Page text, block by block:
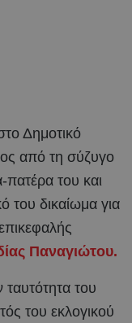
Δημοτικό
από τη σύζυγο
πατέρα του και
του δικαίωμα για
Παναγιώτου.
του
του εκλογικού